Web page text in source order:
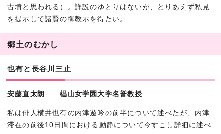
古墳と思われる）。詳説のゆとりはないが、とりあえず私見
を提示して諸賢の御教示を得たい。
郷土のむかし
也有と長谷川三止
安藤直太朗 椙山女学園大学名誉教授
私は俳人横井也有の内津遊吟の前半について述べたが、内津
滞在の前後10日間における動静について今すこし詳細に述べ